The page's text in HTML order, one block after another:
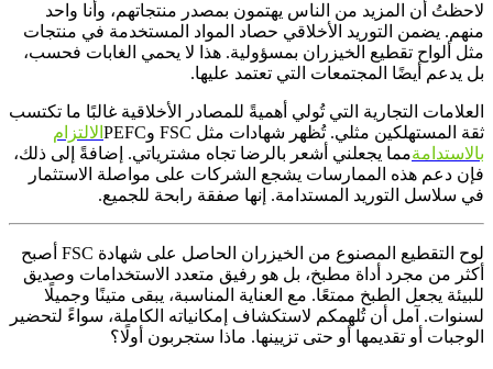
لاحظتُ أن المزيد من الناس يهتمون بمصدر منتجاتهم، وأنا واحد
منهم. يضمن التوريد الأخلاقي حصاد المواد المستخدمة في منتجات
مثل ألواح تقطيع الخيزران بمسؤولية. هذا لا يحمي الغابات فحسب،
بل يدعم أيضًا المجتمعات التي تعتمد عليها.
العلامات التجارية التي تُولي أهميةً للمصادر الأخلاقية غالبًا ما تكتسب
ثقة المستهلكين مثلي. تُظهر شهادات مثل FSC وPEFC
الالتزام
بالاستدامةمما يجعلني أشعر بالرضا تجاه مشترياتي. إضافةً إلى ذلك،
فإن دعم هذه الممارسات يشجع الشركات على مواصلة الاستثمار
في سلاسل التوريد المستدامة. إنها صفقة رابحة للجميع.
لوح التقطيع المصنوع من الخيزران الحاصل على شهادة FSC أصبح
أكثر من مجرد أداة مطبخ، بل هو رفيق متعدد الاستخدامات وصديق
للبيئة يجعل الطبخ ممتعًا. مع العناية المناسبة، يبقى متينًا وجميلًا
لسنوات. آمل أن تُلهمكم لاستكشاف إمكانياته الكاملة، سواءً لتحضير
الوجبات أو تقديمها أو حتى تزيينها. ماذا ستجربون أولًا؟